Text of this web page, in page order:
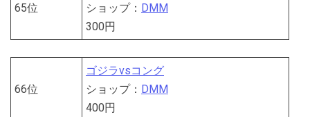
65位
ショップ： DMM
300円
66位
ゴジラvsコング
ショップ： DMM
400円